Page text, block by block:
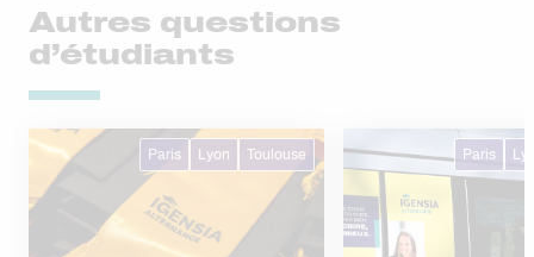
Autres questions
d’étudiants
Paris Lyon Toulouse Paris